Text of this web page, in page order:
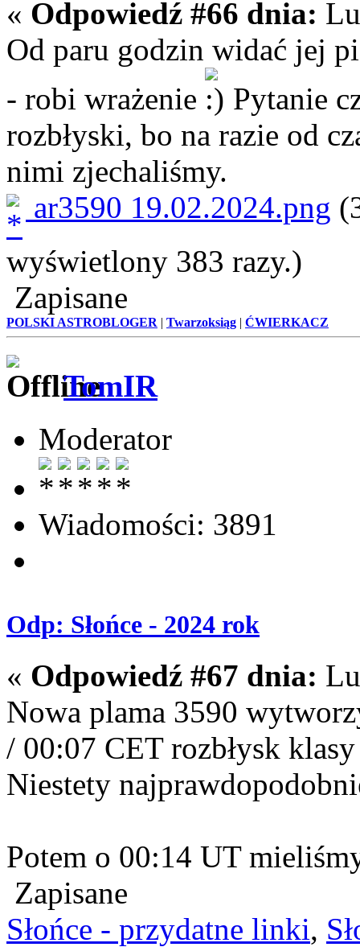
« Odpowiedź #66 dnia:
Od paru godzin widać jej
- robi wrażenie
Pytanie
rozbłyski, bo na razie od
nimi zjechaliśmy.
ar3590 19.02.2024.png
wyświetlony 383 razy.)
Zapisane
POLSKI ASTROBLOGER | Twarzoksiąg | ĆWIERKACZ
TomIR
Moderator
Wiadomości: 3891
Odp: Słońce - 2024 rok
« Odpowiedź #67 dnia:
Nowa plama 3590
/ 00:07 CET rozbłysk
Niestety
Potem o 00:14 UT
Zapisane
Słońce - przydatne linki,